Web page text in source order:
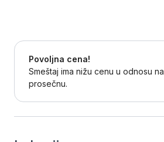
Povoljna cena!
Smeštaj ima nižu cenu u odnosu na
prosečnu.